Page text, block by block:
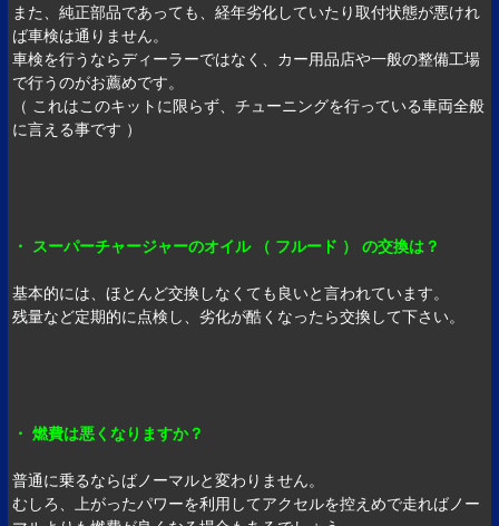
また、純正部品であっても、経年劣化していたり取付状態が悪けれ
ば車検は通りません。
車検を行うならディーラーではなく、カー用品店や一般の整備工場
で行うのがお薦めです。
（ これはこのキットに限らず、チューニングを行っている車両全般
に言える事です ）
・ スーパーチャージャーのオイル （ フルード ） の交換は？
基本的には、ほとんど交換しなくても良いと言われています。
残量など定期的に点検し、劣化が酷くなったら交換して下さい。
・ 燃費は悪くなりますか？
普通に乗るならばノーマルと変わりません。
むしろ、上がったパワーを利用してアクセルを控えめで走ればノー